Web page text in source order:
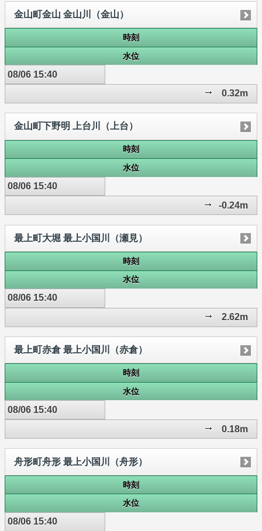
金山町金山 金山川（金山）
時刻
水位
08/06 15:40
0.32m
金山町下野明 上台川（上台）
時刻
水位
08/06 15:40
-0.24m
最上町大堀 最上小国川（瀬見）
時刻
水位
08/06 15:40
2.62m
最上町赤倉 最上小国川（赤倉）
時刻
水位
08/06 15:40
0.18m
舟形町舟形 最上小国川（舟形）
時刻
水位
08/06 15:40